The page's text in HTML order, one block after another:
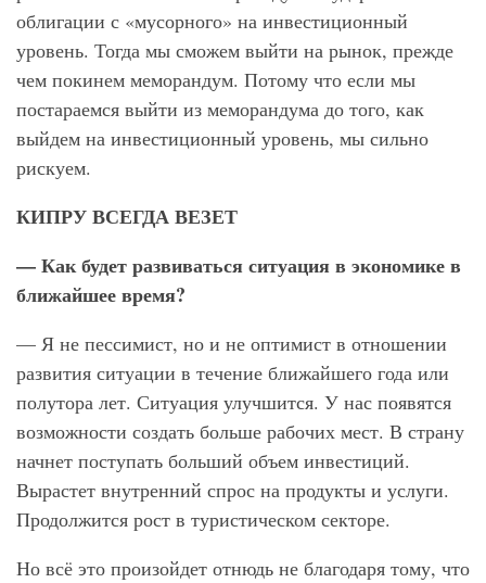
облигации с «мусорного» на инвестиционный
уровень. Тогда мы сможем выйти на рынок, прежде
чем покинем меморандум. Потому что если мы
постараемся выйти из меморандума до того, как
выйдем на инвестиционный уровень, мы сильно
рискуем.
КИПРУ ВСЕГДА ВЕЗЕТ
— Как будет развиваться ситуация в экономике в
ближайшее время?
— Я не пессимист, но и не оптимист в отношении
развития ситуации в течение ближайшего года или
полутора лет. Ситуация улучшится. У нас появятся
возможности создать больше рабочих мест. В страну
начнет поступать больший объем инвестиций.
Вырастет внутренний спрос на продукты и услуги.
Продолжится рост в туристическом секторе.
Но всё это произойдет отнюдь не благодаря тому, что